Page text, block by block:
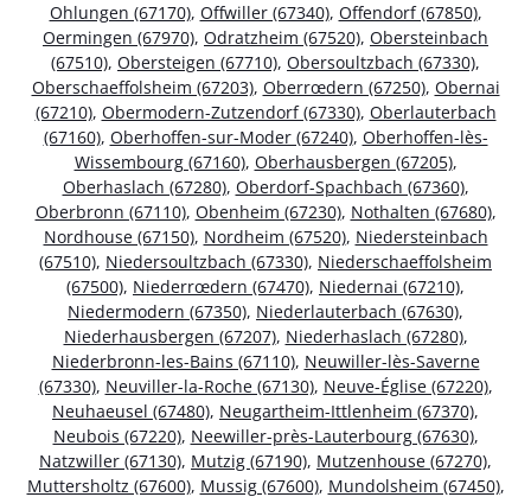
Ohlungen (67170), Offwiller (67340), Offendorf (67850),
Oermingen (67970), Odratzheim (67520), Obersteinbach
(67510), Obersteigen (67710), Obersoultzbach (67330),
Oberschaeffolsheim (67203), Oberrœdern (67250), Obernai
(67210), Obermodern-Zutzendorf (67330), Oberlauterbach
(67160), Oberhoffen-sur-Moder (67240), Oberhoffen-lès-
Wissembourg (67160), Oberhausbergen (67205),
Oberhaslach (67280), Oberdorf-Spachbach (67360),
Oberbronn (67110), Obenheim (67230), Nothalten (67680),
Nordhouse (67150), Nordheim (67520), Niedersteinbach
(67510), Niedersoultzbach (67330), Niederschaeffolsheim
(67500), Niederrœdern (67470), Niedernai (67210),
Niedermodern (67350), Niederlauterbach (67630),
Niederhausbergen (67207), Niederhaslach (67280),
Niederbronn-les-Bains (67110), Neuwiller-lès-Saverne
(67330), Neuviller-la-Roche (67130), Neuve-Église (67220),
Neuhaeusel (67480), Neugartheim-Ittlenheim (67370),
Neubois (67220), Neewiller-près-Lauterbourg (67630),
Natzwiller (67130), Mutzig (67190), Mutzenhouse (67270),
Muttersholtz (67600), Mussig (67600), Mundolsheim (67450),